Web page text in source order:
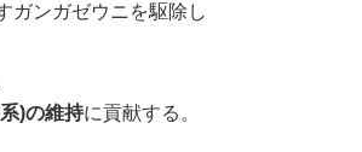
ガンガゼウニを駆除し
)の維持に貢献する。